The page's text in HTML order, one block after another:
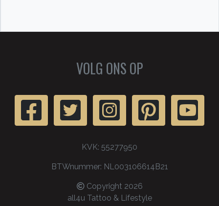
VOLG ONS OP
KVK: 55277950
BTWnummer: NL003106614B21
Copyright 2026
all4u Tattoo & Lifestyle